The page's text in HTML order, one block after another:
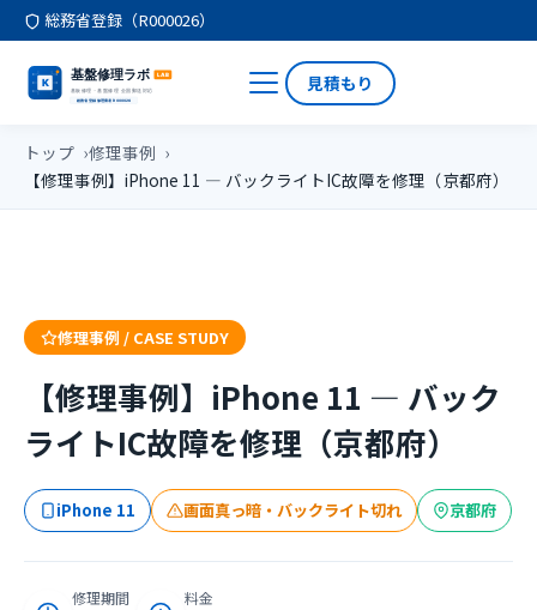
総務省登録（R000026）
見積もり
トップ 修理事例
【修理事例】iPhone 11 — バックライトIC故障を修理（京都府）
修理事例 / CASE STUDY
【修理事例】iPhone 11 — バック
ライトIC故障を修理（京都府）
iPhone 11 画面真っ暗・バックライト切れ 京都府
修理期間 料金